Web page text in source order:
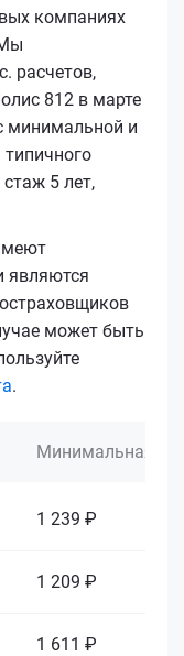
компаниях
расчетов,
812 в марте
минимальной и
5 лет,
может быть
.
Минимальная
1 239 ₽
1 209 ₽
1 611 ₽